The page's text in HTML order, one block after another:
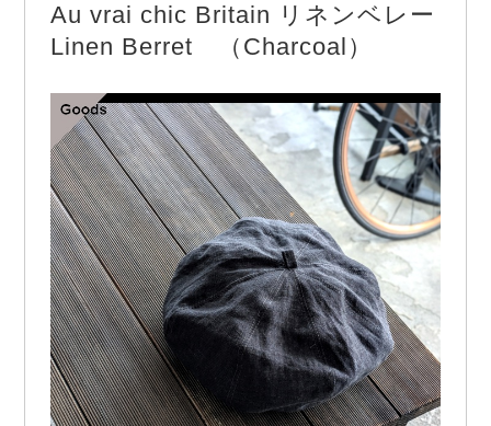
イル生地でPREQUELらしく仕上げた１本。…
Au vrai chic Britain リネンベレー
Linen Berret （Charcoal）